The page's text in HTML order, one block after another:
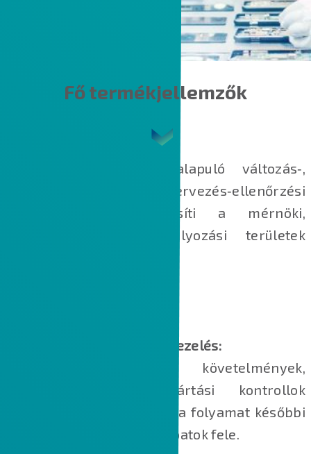
Fő termékjellemzők
Bevált gyakorlatokon alapuló változás‑,
dokumentum‑ és tervezés‑ellenőrzési
folyamatokkal egységesíti a mérnöki,
minőségügyi és szabályozási területek
Változás‑ és konfigurációkezelés:
A változtatások, követelmények,
teszteljárások és gyártási kontrollok
hatékony kommunikálása a folyamat későbbi
szakaszaiban érintett csapatok fele.